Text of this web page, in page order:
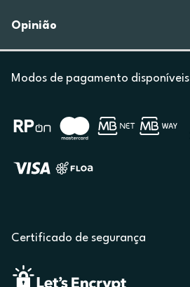
Opinião
Modos de pagamento disponíveis
Certificado de segurança